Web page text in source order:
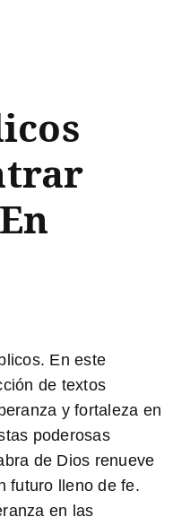
En este
de textos
y fortaleza en
poderosas
de Dios renueve
futuro lleno de fe.
en las